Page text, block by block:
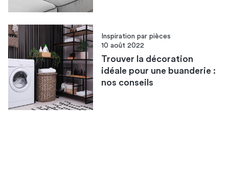
Inspiration par pièces
10 août 2022
Trouver la décoration
idéale pour une buanderie :
nos conseils